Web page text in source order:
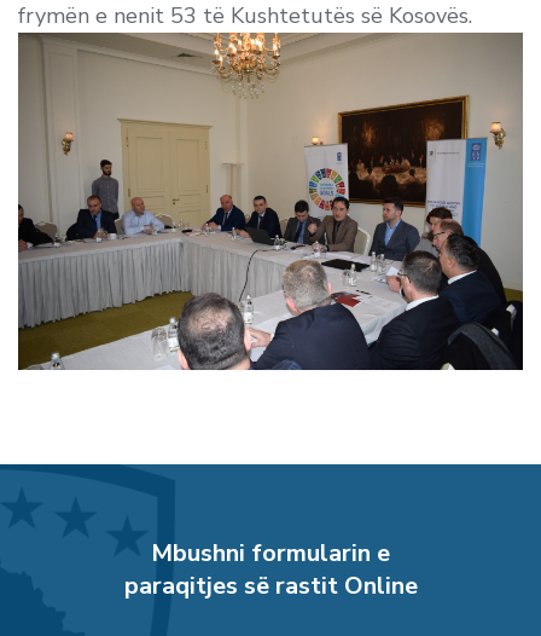
frymën e nenit 53 të Kushtetutës së Kosovës.
Mbushni formularin e
paraqitjes së rastit Online